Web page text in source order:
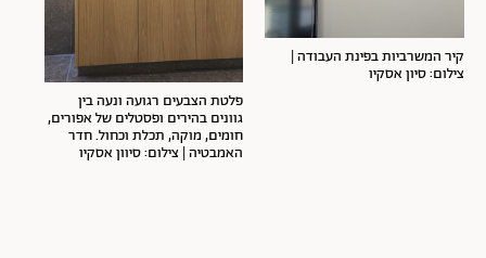
קיר המשרביות בפינת העבודה |
צילום: סיון אסקיו
פלטת הצבעים רגועה ונעה בין
גוונים בהירים ופסטלים של אפורים,
חומים, מוקה, תכלת וכחול. חדר
האמבטיה | צילום: סיוון אסקיו